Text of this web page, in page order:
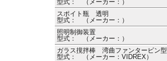
型式： （メーカー：）
スポイト瓶 透明
型式： （メーカー：）
照明制御装置
型式： （メーカー：）
ガラス撹拌棒 湾曲ファンタービン型
型式： （メーカー：VIDREX）